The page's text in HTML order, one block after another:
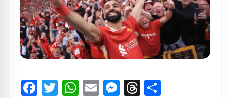
Facebook
Twitter
WhatsApp
EmailMessenger
Threads